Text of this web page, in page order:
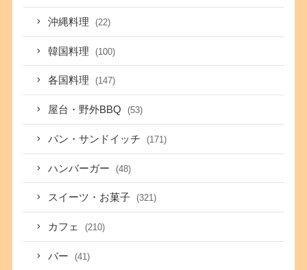
沖縄料理 (22)
韓国料理 (100)
各国料理 (147)
屋台・野外BBQ (53)
パン・サンドイッチ (171)
ハンバーガー (48)
スイーツ・お菓子 (321)
カフェ (210)
バー (41)